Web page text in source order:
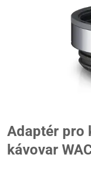
Adaptér pro
kávovar